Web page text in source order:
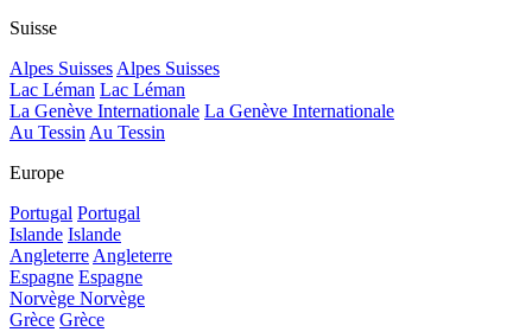
Suisse
Alpes SuissesAlpes Suisses
Lac Léman Lac Léman
La Genève Internationale La Genève Internationale
Au TessinAu Tessin
Europe
Portugal Portugal
Islande Islande
AngleterreAngleterre
Espagne Espagne
Norvège Norvège
Grèce Grèce